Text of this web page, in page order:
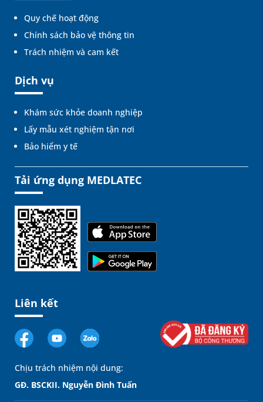
Quy chế hoạt động
Chính sách bảo vệ thông tin
Trách nhiệm và cam kết
Dịch vụ
Khám sức khỏe doanh nghiệp
Lấy mẫu xét nghiệm tận nơi
Bảo hiểm y tế
Tải ứng dụng MEDLATEC
Liên kết
Chịu trách nhiệm nội dung:
GĐ. BSCKII. Nguyễn Đình Tuấn